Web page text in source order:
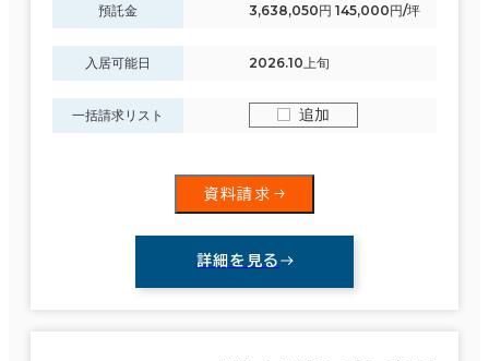
預託金 3,638,050円 145,000円/坪
入居可能日 2026.10上旬
一括請求リスト 追加
資料請求
詳細を見る